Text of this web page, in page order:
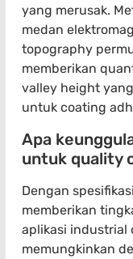
yang merusak.
medan
topography
memberikan
valley height
untuk coating
Apa
untuk quality
Dengan
memberikan
aplikasi industrial
memungkinkan